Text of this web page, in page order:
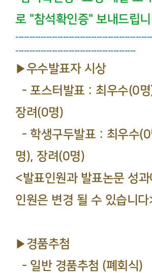
로 "참석확인증" 보내드립
-------------------------------------------
▶우수발표자 시상
- 포스터발표 : 최우수(0
장려(0명)
- 학생구두발표 : 최우수
명), 장려(0명)
<발표인원과 발표논문 성
인원은 변경 될 수 있습니다
▶경품추첨
- 일반 경품추첨 (폐회식)